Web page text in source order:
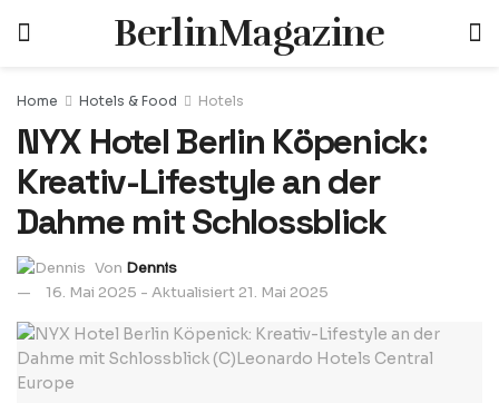
BerlinMagazine
Home Hotels & Food Hotels
NYX Hotel Berlin Köpenick:
Kreativ-Lifestyle an der
Dahme mit Schlossblick
Von Dennis
16. Mai 2025 - Aktualisiert 21. Mai 2025